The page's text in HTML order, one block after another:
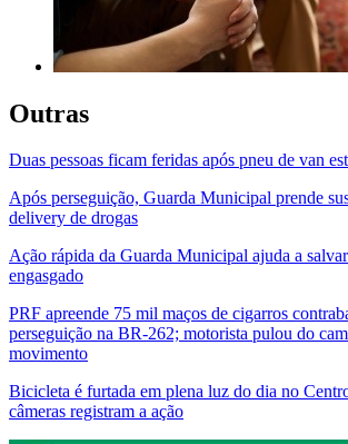
Outras
Duas pessoas ficam feridas após pneu de van
Após perseguição, Guarda Municipal prende
delivery de drogas
Ação rápida da Guarda Municipal ajuda a
engasgado
PRF apreende 75 mil maços de cigarros
perseguição na BR-262; motorista pulou do
movimento
Bicicleta é furtada em plena luz do dia no
câmeras registram a ação